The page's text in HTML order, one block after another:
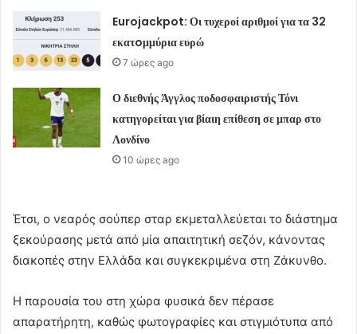
Eurojackpot: Οι τυχεροί αριθμοί για τα 32
εκατoμμύρια ευρώ
7 ώρες ago
Ο διεθνής Άγγλος ποδοσφαιριστής Τόνι
κατηγορείται για βίαιη επίθεση σε μπαρ στο
Λονδίνο
10 ώρες ago
Έτσι, ο νεαρός σούπερ σταρ εκμεταλλεύεται το διάστημα
ξεκούρασης μετά από μία απαιτητική σεζόν, κάνοντας
διακοπές στην Ελλάδα και συγκεκριμένα στη Ζάκυνθο.
Η παρουσία του στη χώρα φυσικά δεν πέρασε
απαρατήρητη, καθώς φωτογραφίες και στιγμιότυπα από